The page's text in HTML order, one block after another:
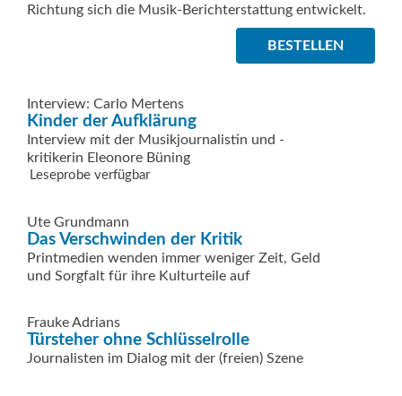
Richtung sich die Musik-Berichterstattung entwickelt.
BESTELLEN
Interview: Carlo Mertens
Kinder der Aufklärung
Interview mit der Musikjournalistin und -
kritikerin Eleonore Büning
Leseprobe verfügbar
Ute Grundmann
Das Verschwinden der Kritik
Printmedien wenden immer weniger Zeit, Geld
und Sorgfalt für ihre Kulturteile auf
Frauke Adrians
Türsteher ohne Schlüsselrolle
Journalisten im Dialog mit der (freien) Szene